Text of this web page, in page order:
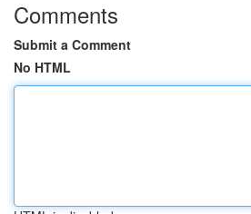
Comments
Submit a Comment
No HTML